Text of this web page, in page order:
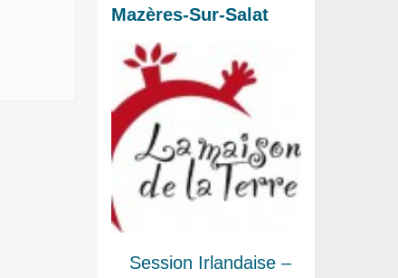
Mazères-Sur-Salat
Session Irlandaise –